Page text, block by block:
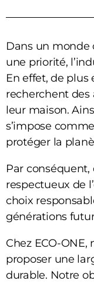
Dans un monde
une priorité,
En effet, de
recherchent
leur maison.
s’impose
protéger la
Par
respectueux de
choix
générations
Chez ECO-
proposer une
durable. Notre